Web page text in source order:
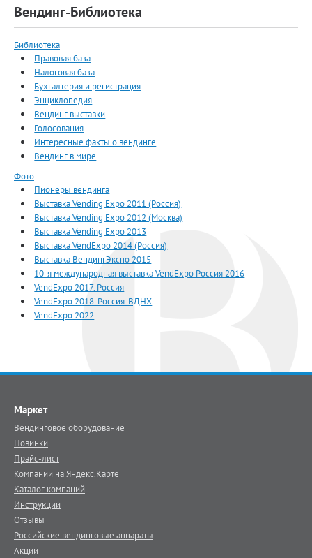
Вендинг-Библиотека
Библиотека
Правовая база
Налоговая база
Бухгалтерия и регистрация
Энциклопедия
Вендинг выставки
Голосования
Интересные факты о вендинге
Вендинг в мире
Фото
Пионеры вендинга
Выставка Vending Expo 2011 (Россия)
Выставка Vending Expo 2012 (Москва)
Выставка Vending Expo 2013
Выставка VendExpo 2014 (Россия)
Выставка ВендингЭкспо 2015
10-я международная выставка VendExpo Россия 2016
VendExpo 2017. Россия
VendExpo 2018. Россия. ВДНХ
VendExpo 2022
Маркет
Вендинговое оборудование
Новинки
Прайс-лист
Компании на Яндекс.Карте
Каталог компаний
Инструкции
Отзывы
Российские вендинговые аппараты
Акции